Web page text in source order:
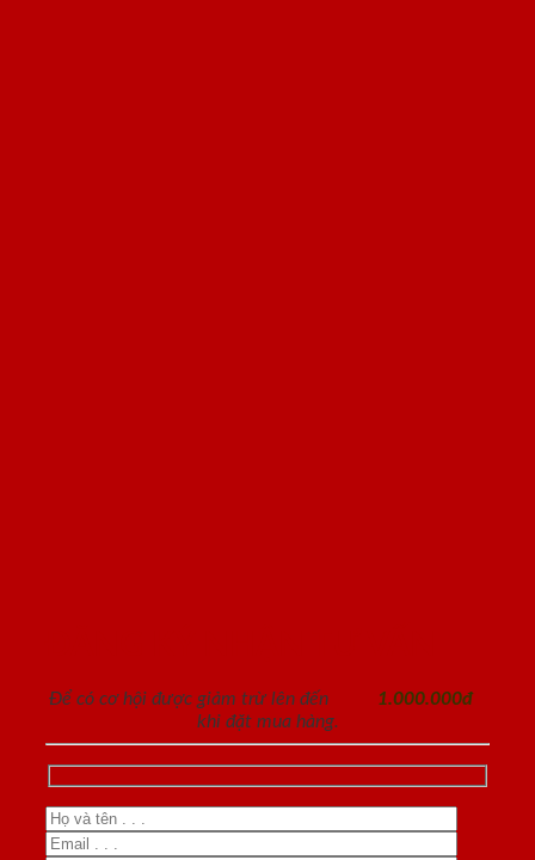
Để có cơ hội được giảm trừ lên đến
1.000.000đ
khi đặt mua hàng.